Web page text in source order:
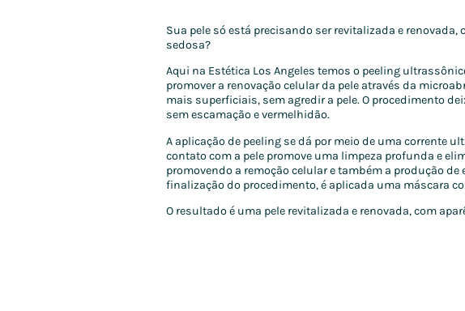
Sua pele só está precisando ser revitalizada e renovada,
sedosa?
Aqui na Estética Los Angeles temos o peeling
promover a renovação celular da pele através da
mais superficiais, sem agredir a pele. O procedimento
sem escamação e vermelhidão.
A aplicação de peeling se dá por meio de uma corrente
contato com a pele promove uma limpeza profunda e
promovendo a remoção celular e também a produção de
finalização do procedimento, é aplicada uma máscara
O resultado é uma pele revitalizada e renovada, com